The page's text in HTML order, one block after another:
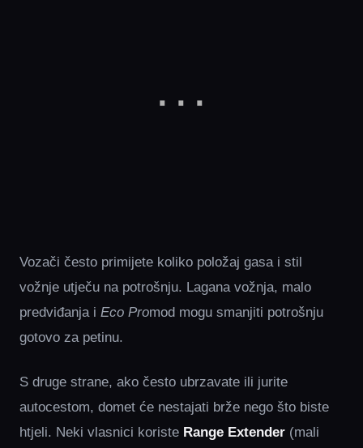
Vozači često primijete koliko položaj gasa i stil
vožnje utječu na potrošnju. Lagana vožnja, malo
predviđanja i Eco Promod mogu smanjiti potrošnju
gotovo za petinu.
S druge strane, ako često ubrzavate ili jurite
autocestom, domet će nestajati brže nego što biste
htjeli. Neki vlasnici koriste Range Extender (mali